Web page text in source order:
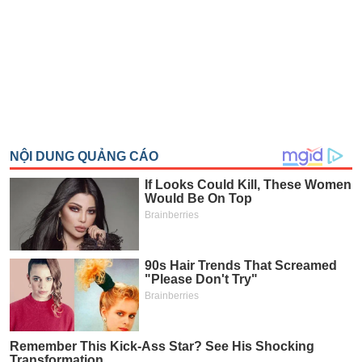
CÔNG
NGHỆ
THÔNG
TIN
DỊCH